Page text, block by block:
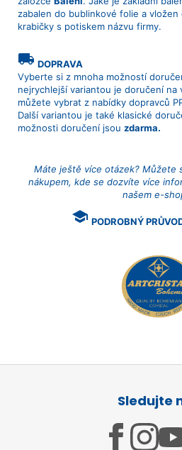
zabalen do bublinkové folie a
krabičky s potiskem názvu firmy.
local_shipping DOPRAVA
Vyberte si z mnoha možností
nejrychlejší variantou je doručení
můžete vybrat z nabídky dopravců
Další variantou je také klasické
možnosti doručení jsou zdarma.
Máte ještě více otázek? Můžete
nákupem, kde se dozvíte více
našem e-
school PODROBNÝ
Sledujte